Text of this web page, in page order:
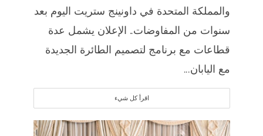
والمملكة المتحدة في داونينج ستريت اليوم بعد
سنوات من المفاوضات.. الإعلان يشمل عدة
قطاعات مع برنامج لتصميم الطائرة الجديدة
مع اليابان...
اقرأ كل شيء